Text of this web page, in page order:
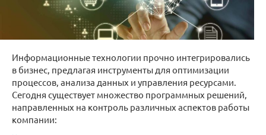
Информационные технологии прочно интегрировались
в бизнес, предлагая инструменты для оптимизации
процессов, анализа данных и управления ресурсами.
Сегодня существует множество программных решений,
направленных на контроль различных аспектов работы
компании: